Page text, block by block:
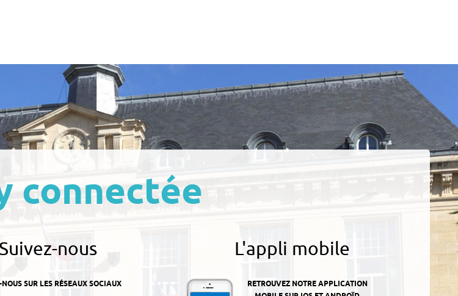
connectée
Suivez-nous
SUR LES RÉSEAUX SOCIAUX
L'appli mobile
RETROUVEZ NOTRE APPLICATION